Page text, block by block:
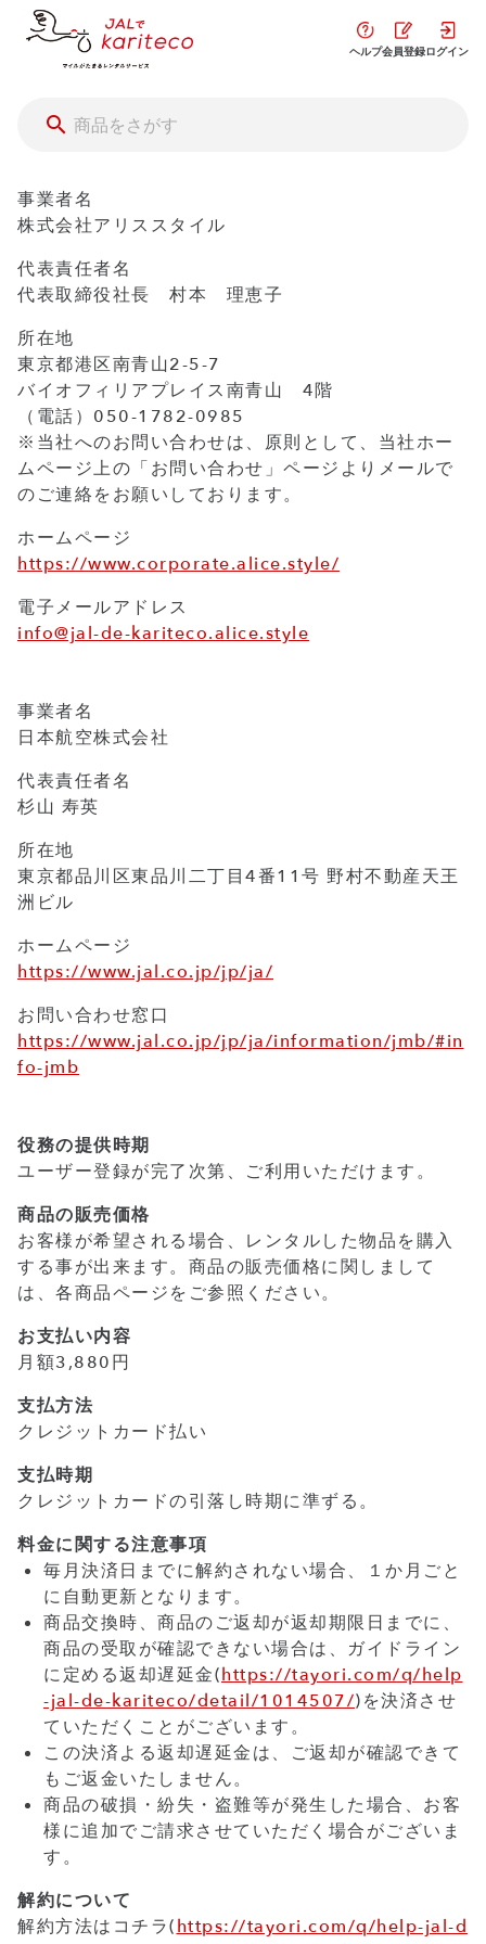
ヘルプ会員登録ログイン
事業者名
株式会社アリススタイル
代表責任者名
代表取締役社長 村本 理恵子
所在地
東京都港区南青山2-5-7
バイオフィリアプレイス南青山 4階
（電話）050-1782-0985
※当社へのお問い合わせは、原則として、当社ホー
ムページ上の「お問い合わせ」ページよりメールで
のご連絡をお願いしております。
ホームページ
https://www.corporate.alice.style/
電子メールアドレス
info@jal-de-kariteco.alice.style
事業者名
日本航空株式会社
代表責任者名
杉山 寿英
所在地
東京都品川区東品川二丁目4番11号 野村不動産天王
洲ビル
ホームページ
https://www.jal.co.jp/jp/ja/
お問い合わせ窓口
https://www.jal.co.jp/jp/ja/information/jmb/#in
fo-jmb
役務の提供時期
ユーザー登録が完了次第、ご利用いただけます。
商品の販売価格
お客様が希望される場合、レンタルした物品を購入
する事が出来ます。商品の販売価格に関しまして
は、各商品ページをご参照ください。
お支払い内容
月額3,880円
支払方法
クレジットカード払い
支払時期
クレジットカードの引落し時期に準ずる。
料金に関する注意事項
毎月決済日までに解約されない場合、１か月ごと
に自動更新となります。
商品交換時、商品のご返却が返却期限日までに、
商品の受取が確認できない場合は、ガイドライン
に定める返却遅延金(https://tayori.com/q/help
-jal-de-kariteco/detail/1014507/)を決済させ
ていただくことがございます。
この決済よる返却遅延金は、ご返却が確認できて
もご返金いたしません。
商品の破損・紛失・盗難等が発生した場合、お客
様に追加でご請求させていただく場合がございま
す。
解約について
解約方法はコチラ(https://tayori.com/q/help-jal-d